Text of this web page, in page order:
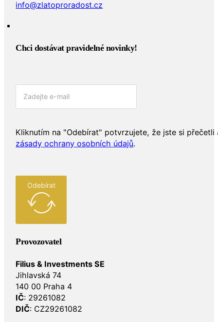
info@zlatoproradost.cz
Chci dostávat pravidelné novinky!​
Kliknutím na "Odebírat" potvrzujete, že jste si přečetli
zásady ochrany osobních údajů.
Odebírat
Provozovatel
Filius & Investments SE
Jihlavská 74
140 00 Praha 4
IČ: 29261082
DIČ: CZ29261082